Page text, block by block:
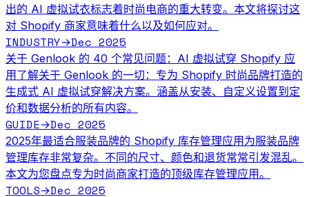
出的 AI 虚拟试衣标志着时尚电商的重大转变。本文将探讨这
对 Shopify 商家意味着什么以及如何应对。
INDUSTRY→Dec 2025
关于 Genlook 的 40 个常见问题：AI 虚拟试穿 Shopify 应
用了解关于 Genlook 的一切：专为 Shopify 时尚品牌打造的
生成式 AI 虚拟试穿解决方案。涵盖从安装、自定义设置到定
价和数据分析的所有内容。
GUIDE→Dec 2025
2025年最适合服装品牌的 Shopify 库存管理应用为服装品牌
管理库存非常复杂。不同的尺寸、颜色和退货常常引发混乱。
本文为您盘点专为时尚商家打造的顶级库存管理应用。
TOOLS→Dec 2025